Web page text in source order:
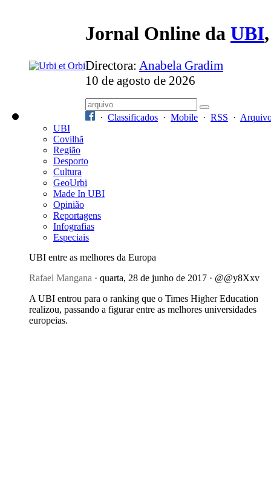
Jornal Online da UBI
Directora: Anabela Gradim
10 de agosto de 2026
· Classificados · Mobile · RSS ·
UBI
Covilhã
Região
Desporto
Cultura
GeoUrbi
Made In UBI
Opinião
Reportagens
Infografias
Especiais
UBI entre as melhores da Europa
Rafael Mangana · quarta, 28 de junho de 2017 · @@y8Xxv
A UBI entrou para o ranking que o Times Higher Education
realizou, passando a figurar entre as melhores universidades
europeias.